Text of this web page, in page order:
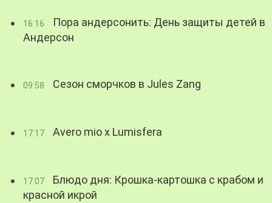
16:16
Пора андерсонить: День защиты детей в
Андерсон
09:58 Сезон сморчков в Jules Zang
17:17 Avero mio x Lumisfera
17:07
Блюдо дня: Крошка-картошка с крабом и
красной икрой